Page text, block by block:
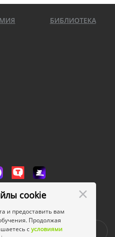
БИБЛИОТЕКА
cookie
и предоставить вам
Продолжая
сусловиями